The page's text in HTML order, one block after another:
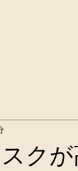
クが